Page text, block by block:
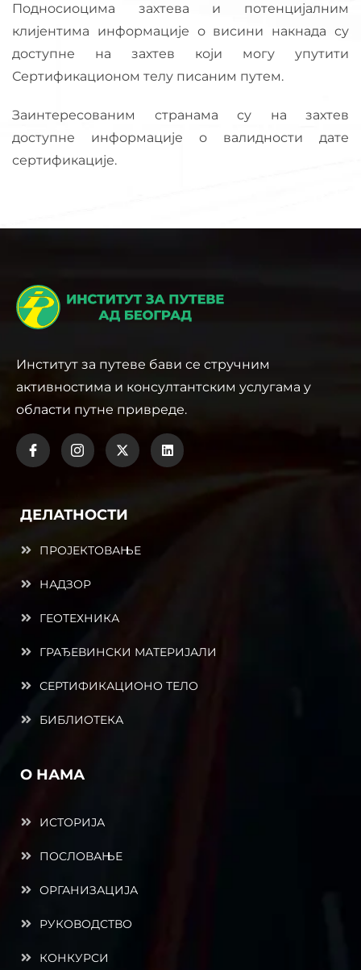
Подносиоцима захтева и потенцијалним
клијентима информације о висини накнада су
доступне на захтев који могу упутити
Сертификационом телу писаним путем.
Заинтересованим странама су на захтев
доступне информације о валидности дате
сертификације.
Институт за путеве бави се стручним
активностима и консултантским услугама у
области путне привреде.
ДЕЛАТНОСТИ
ПРОЈЕКТОВАЊЕ
НАДЗОР
ГЕОТЕХНИКА
ГРАЂЕВИНСКИ МАТЕРИЈАЛИ
СЕРТИФИКАЦИОНО ТЕЛО
БИБЛИОТЕКА
О НАМА
ИСТОРИЈА
ПОСЛОВАЊЕ
ОРГАНИЗАЦИЈА
РУКОВОДСТВО
КОНКУРСИ